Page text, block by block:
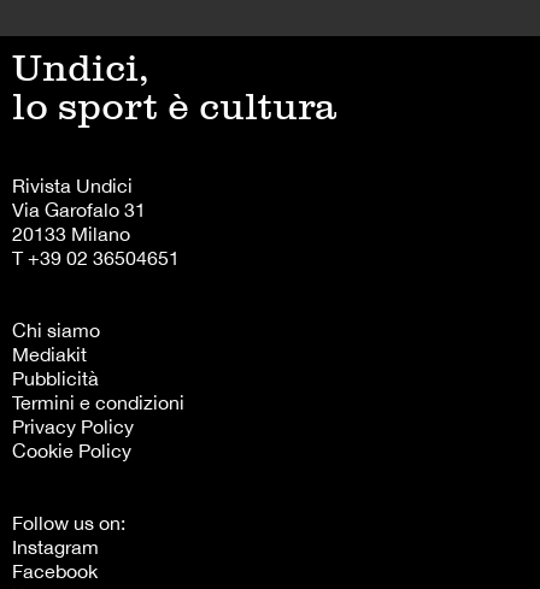
Undici,
lo sport è cultura
Rivista Undici
Via Garofalo 31
20133 Milano
T +39 02 36504651
Chi siamo
Mediakit
Pubblicità
Termini e condizioni
Privacy Policy
Cookie Policy
Follow us on:
Instagram
Facebook